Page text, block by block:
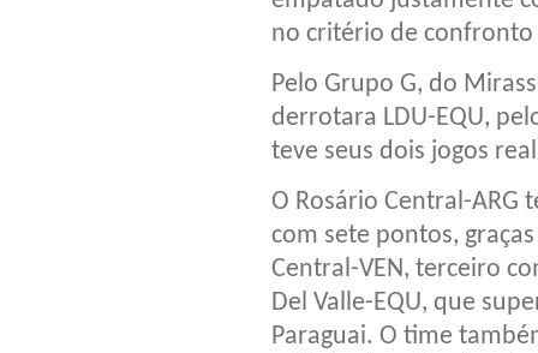
no critério de
Pelo Grupo G, do
derrotara LDU-EQU,
teve seus dois jogos
O Rosário Central-
com sete pontos,
Central-VEN, terceiro
Del Valle-EQU, que
Paraguai. O time